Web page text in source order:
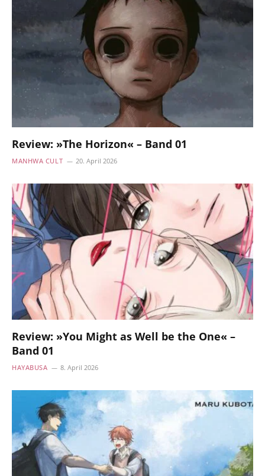
Review: »The Horizon« – Band 01
MANHWA CULT 20. April 2026
Review: »You Might as Well be the One« –
Band 01
HAYABUSA 8. April 2026